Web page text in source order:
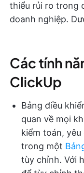
thiểu rủi ro trong
doanh nghiệp.
Các tính
ClickUp
Bảng điều
quan về mọi
kiểm toán, yêu
trong một
tùy chỉnh. Với